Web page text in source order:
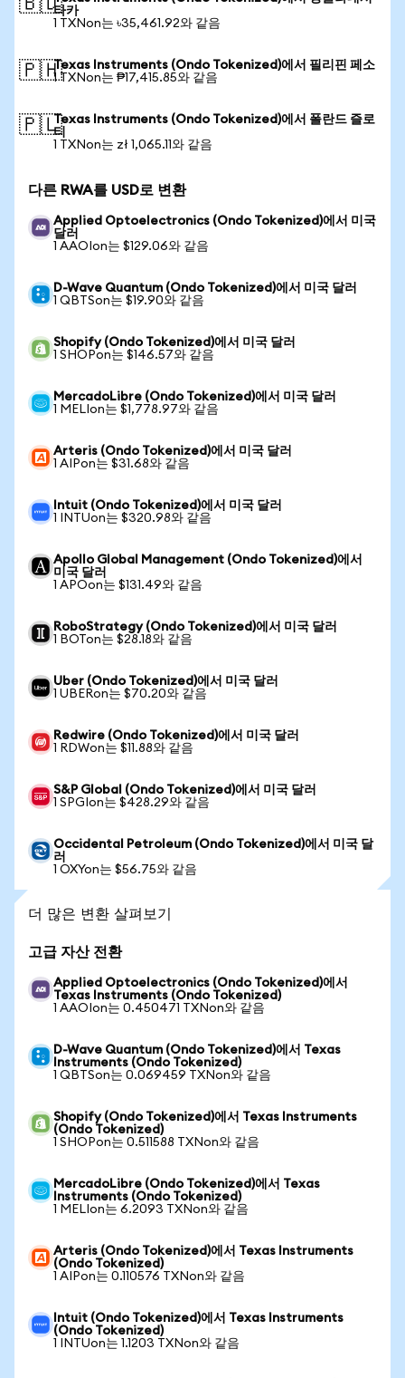
🇧🇩타카
1 TXNon는 ৳35,461.92와 같음
🇵🇭Texas Instruments (Ondo Tokenized)에서 필리핀 페소
1 TXNon는 ₱17,415.85와 같음
🇵🇱Texas Instruments (Ondo Tokenized)에서 폴란드 즐로
티
1 TXNon는 zł 1,065.11와 같음
다른 RWA를 USD로 변환
Applied Optoelectronics (Ondo Tokenized)에서 미국
달러
1 AAOIon는 $129.06와 같음
D-Wave Quantum (Ondo Tokenized)에서 미국 달러
1 QBTSon는 $19.90와 같음
Shopify (Ondo Tokenized)에서 미국 달러
1 SHOPon는 $146.57와 같음
MercadoLibre (Ondo Tokenized)에서 미국 달러
1 MELIon는 $1,778.97와 같음
Arteris (Ondo Tokenized)에서 미국 달러
1 AIPon는 $31.68와 같음
Intuit (Ondo Tokenized)에서 미국 달러
1 INTUon는 $320.98와 같음
Apollo Global Management (Ondo Tokenized)에서
미국 달러
1 APOon는 $131.49와 같음
RoboStrategy (Ondo Tokenized)에서 미국 달러
1 BOTon는 $28.18와 같음
Uber (Ondo Tokenized)에서 미국 달러
1 UBERon는 $70.20와 같음
Redwire (Ondo Tokenized)에서 미국 달러
1 RDWon는 $11.88와 같음
S&P Global (Ondo Tokenized)에서 미국 달러
1 SPGIon는 $428.29와 같음
Occidental Petroleum (Ondo Tokenized)에서 미국 달
러
1 OXYon는 $56.75와 같음
더 많은 변환 살펴보기
고급 자산 전환
Applied Optoelectronics (Ondo Tokenized)에서
Texas Instruments (Ondo Tokenized)
1 AAOIon는 0.450471 TXNon와 같음
D-Wave Quantum (Ondo Tokenized)에서 Texas
Instruments (Ondo Tokenized)
1 QBTSon는 0.069459 TXNon와 같음
Shopify (Ondo Tokenized)에서 Texas Instruments
(Ondo Tokenized)
1 SHOPon는 0.511588 TXNon와 같음
MercadoLibre (Ondo Tokenized)에서 Texas
Instruments (Ondo Tokenized)
1 MELIon는 6.2093 TXNon와 같음
Arteris (Ondo Tokenized)에서 Texas Instruments
(Ondo Tokenized)
1 AIPon는 0.110576 TXNon와 같음
Intuit (Ondo Tokenized)에서 Texas Instruments
(Ondo Tokenized)
1 INTUon는 1.1203 TXNon와 같음